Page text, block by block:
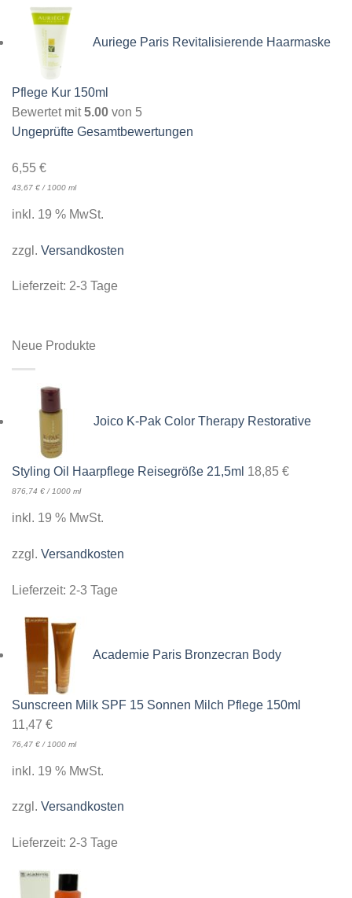
Auriege Paris Revitalisierende Haarmaske
Pflege Kur 150ml
Bewertet mit5.00 von 5
Ungeprüfte Gesamtbewertungen
6,55 €
43,67 € / 1000 ml
inkl. 19 % MwSt.
zzgl. Versandkosten
Lieferzeit: 2-3 Tage
Neue Produkte
Joico K-Pak Color Therapy Restorative
Styling Oil Haarpflege Reisegröße 21,5ml 18,85 €
876,74 € / 1000 ml
inkl. 19 % MwSt.
zzgl. Versandkosten
Lieferzeit: 2-3 Tage
Academie Paris Bronzecran Body
Sunscreen Milk SPF 15 Sonnen Milch Pflege 150ml
11,47 €
76,47 € / 1000 ml
inkl. 19 % MwSt.
zzgl. Versandkosten
Lieferzeit: 2-3 Tage